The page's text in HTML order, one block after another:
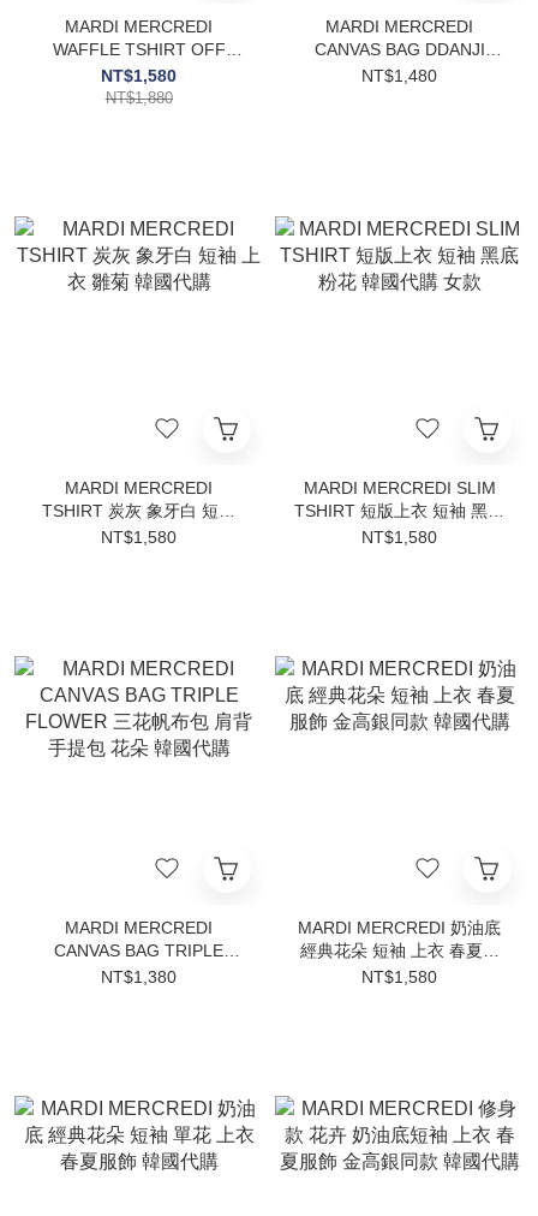
MARDI MERCREDI
WAFFLE TSHIRT OFF
SHOULDER 露肩 華夫格 短
袖 上衣
NT$1,580
NT$1,880
MARDI MERCREDI
CANVAS BAG DDANJI
CH01 線條臘腸狗 帆布包 手
NT$1,480
MARDI MERCREDI
TSHIRT 炭灰 象牙白 短袖
上衣 雛菊 韓國代購
NT$1,580
MARDI MERCREDI SLIM
TSHIRT 短版上衣 短袖 黑底
粉花 韓國代購 女款
NT$1,580
MARDI MERCREDI
CANVAS BAG TRIPLE
FLOWER 三花帆布包 肩背
NT$1,380
MARDI MERCREDI 奶油底
經典花朵 短袖 上衣 春夏服
飾 金高銀同款 韓國代購
NT$1,580